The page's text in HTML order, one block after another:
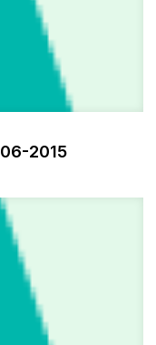
2015